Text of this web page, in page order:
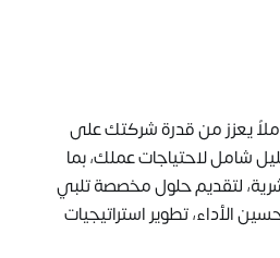
يعزز من قدرة شركتك على
شامل لاحتياجات عملك، بما
لتقديم حلول مخصصة تلبي
الأداء، تطوير استراتيجيات